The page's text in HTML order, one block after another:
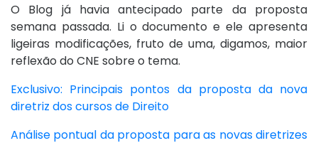
O Blog já havia antecipado parte da proposta
semana passada. Li o documento e ele apresenta
ligeiras modificações, fruto de uma, digamos, maior
reflexão do CNE sobre o tema.
Exclusivo: Principais pontos da proposta da nova
diretriz dos cursos de Direito
Análise pontual da proposta para as novas diretrizes